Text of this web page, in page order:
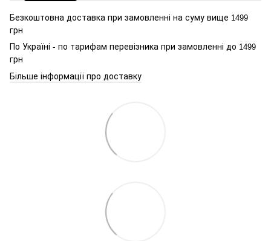
Безкоштовна доставка при замовленні на суму вище 1499
грн
По Україні - по тарифам перевізника при замовленні до 1499
грн
Більше інформації про доставку